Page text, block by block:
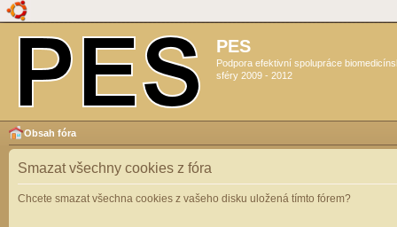
PES
Podpora efektivní spolupráce
sféry 2009 - 2012
Obsah fóra
Smazat všechny cookies z fóra
Chcete smazat všechna cookies z vašeho disku uložená tímto fórem?